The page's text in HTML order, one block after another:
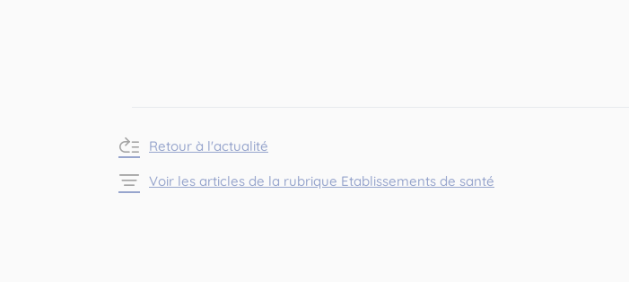
Retour à l'actualité
Voir les articles de la rubrique Etablissements de santé